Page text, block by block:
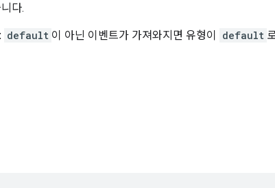
다.
default 이 아닌 이벤트가 가져와지면 유형이 default